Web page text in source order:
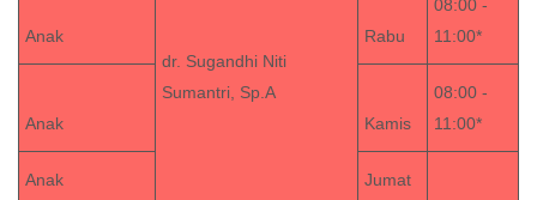
dr. Sugandhi Niti
Sumantri, Sp.A
Anak Rabu
08:00 -
11:00*
Anak Kamis
08:00 -
11:00*
Anak Jumat